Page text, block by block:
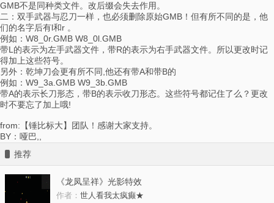
GMB不是同种类文件。改后缀会失去作用。
二：双手武器与忍刀一样，也必须删除原始GMB！但有所不同的是，他
们的名字后有l和r 。
例如：W8_0r.GMB W8_0l.GMB
带L的表示为左手武器文件，带R的表示为右手武器文件。所以更改时记
得加上这些符号。
另外：乾坤刀会更有所不同,他还有带A和带B的
例如：W9_3a.GMB W9_3b.GMB
带A的表示长刀形态，带B的表示收刀形态。这些符号都记住了么？更改
时不要忘了加上哦!
from:【锤比标大】团队！感谢大家支持。
BY：哑巴,,
推荐
《龙凤呈祥》光影特效
作者： 世人看我太疯癫★